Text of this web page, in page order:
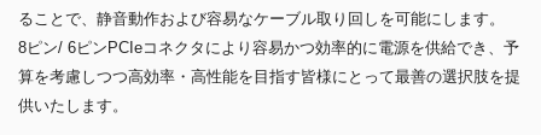
ることで、静音動作および容易なケーブル取り回しを可能にします。
8ピン/ 6ピンPCIeコネクタにより容易かつ効率的に電源を供給でき、予
算を考慮しつつ高効率・高性能を目指す皆様にとって最善の選択肢を提
供いたします。